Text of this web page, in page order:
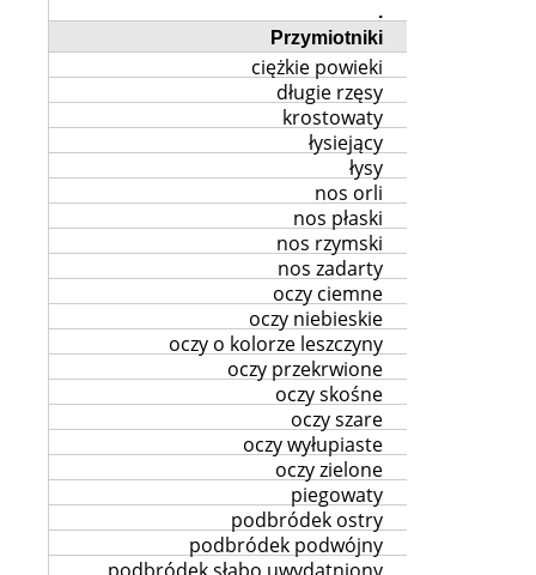
.
Przymiotniki
ciężkie powieki
długie rzęsy
krostowaty
łysiejący
łysy
nos orli
nos płaski
nos rzymski
nos zadarty
oczy ciemne
oczy niebieskie
oczy o kolorze leszczyny
oczy przekrwione
oczy skośne
oczy szare
oczy wyłupiaste
oczy zielone
piegowaty
podbródek ostry
podbródek podwójny